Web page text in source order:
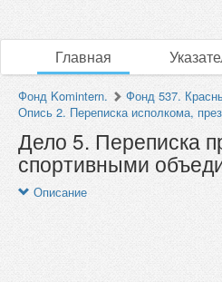
Главная
Фонд Komintern.
Фонд 537.
Опись 2. Переписка исполкома,
Дело 5. Переписка
спортивными
Описание